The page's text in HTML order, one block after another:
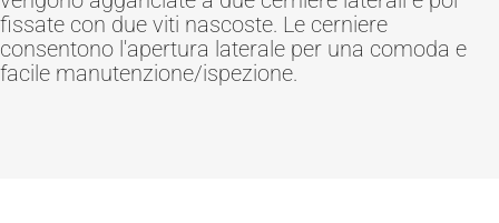
fissate con due viti nascoste. Le cerniere
consentono l'apertura laterale per una comoda e
facile manutenzione/ispezione.